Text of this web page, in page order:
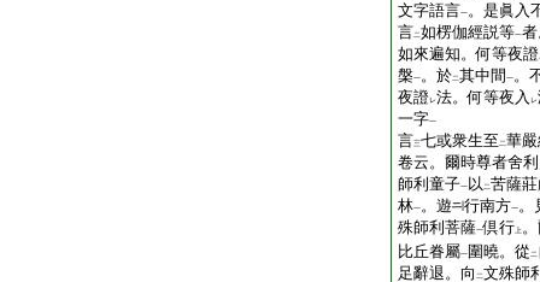
文字語言一。是眞入
言二如楞伽經説等一
如來遍知。何等夜證
槃一。於二其中間 一。
夜證レ法。何等夜入 レ
一字一
言三七或衆生至 二華
卷云。爾時尊者舍
師利童子一 以 二苦薩
林一。遊 行南方一。
殊師利菩薩一倶行 上
比丘眷屬一圍曉。從 二
足辭退。向 二文殊師